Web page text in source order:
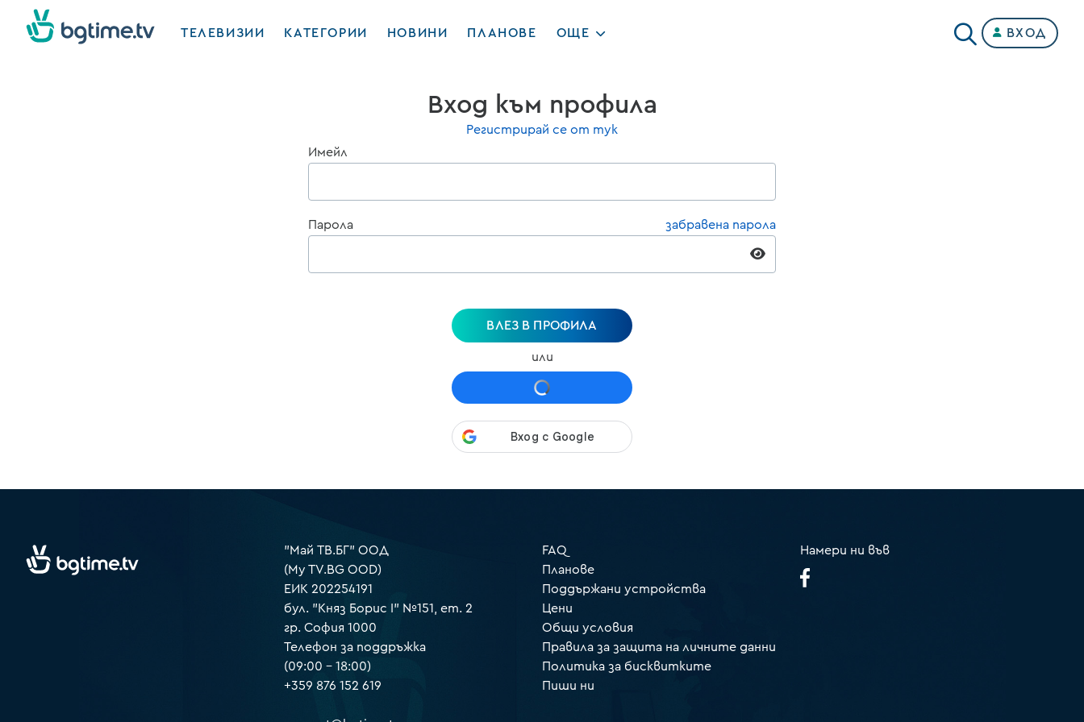
ТЕЛЕВИЗИИ КАТЕГОРИИ НОВИНИ ПЛАНОВЕ ОЩЕ ВХОД
Вход към профила
Регистрирай се от тук
Имейл
Парола забравена парола
ВЛЕЗ В ПРОФИЛА
или
"Май ТВ.БГ" ООД
(My TV.BG OOD)
ЕИК 202254191
бул. "Княз Борис I" №151, ет. 2
гр. София 1000
Телефон за поддръжка
(09:00 – 18:00)
+359 876 152 619
FAQ
Планове
Поддържани устройства
Цени
Общи условия
Правила за защита на личните данни
Политика за бисквитките
Пиши ни
Намери ни във